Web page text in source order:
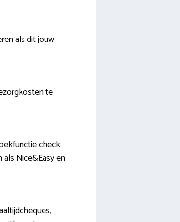
als dit jouw
te
check
Nice&Easy en